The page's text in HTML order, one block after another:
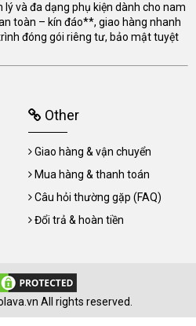
và đa dạng phụ kiện dành cho nam
toàn – kín đáo**, giao hàng nhanh
đóng gói riêng tư, bảo mật tuyệt
Other
Giao hàng & vận chuyển
Mua hàng & thanh toán
Câu hỏi thường gặp (FAQ)
Đổi trả & hoàn tiền
All rights reserved.